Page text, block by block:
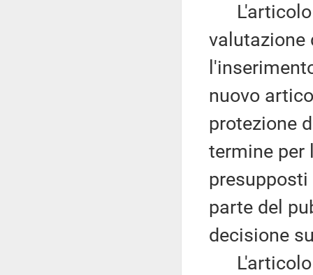
L'articolo
valutazione
nuovo
protezione
termine per
parte del
decisione
L'articolo